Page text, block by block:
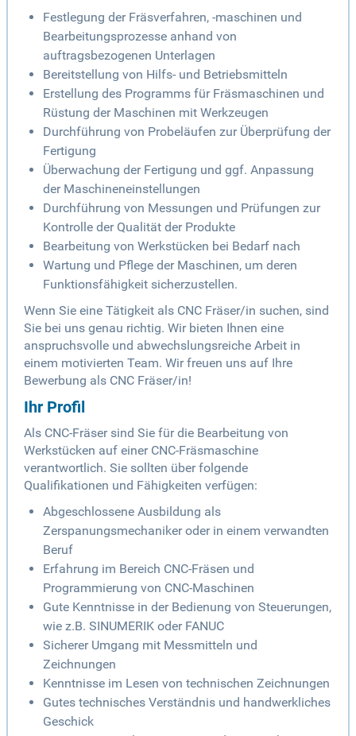
Festlegung der Fräsverfahren, -maschinen und
Bearbeitungsprozesse anhand von
auftragsbezogenen Unterlagen
Bereitstellung von Hilfs- und Betriebsmitteln
Erstellung des Programms für Fräsmaschinen und
Rüstung der Maschinen mit Werkzeugen
Durchführung von Probeläufen zur Überprüfung der
Fertigung
Überwachung der Fertigung und ggf. Anpassung
der Maschineneinstellungen
Durchführung von Messungen und Prüfungen zur
Kontrolle der Qualität der Produkte
Bearbeitung von Werkstücken bei Bedarf nach
Wartung und Pflege der Maschinen, um deren
Funktionsfähigkeit sicherzustellen.
Wenn Sie eine Tätigkeit als CNC Fräser/in suchen, sind
Sie bei uns genau richtig. Wir bieten Ihnen eine
anspruchsvolle und abwechslungsreiche Arbeit in
einem motivierten Team. Wir freuen uns auf Ihre
Bewerbung als CNC Fräser/in!
Ihr Profil
Als CNC-Fräser sind Sie für die Bearbeitung von
Werkstücken auf einer CNC-Fräsmaschine
verantwortlich. Sie sollten über folgende
Qualifikationen und Fähigkeiten verfügen:
Abgeschlossene Ausbildung als
Zerspanungsmechaniker oder in einem verwandten
Beruf
Erfahrung im Bereich CNC-Fräsen und
Programmierung von CNC-Maschinen
Gute Kenntnisse in der Bedienung von Steuerungen,
wie z.B. SINUMERIK oder FANUC
Sicherer Umgang mit Messmitteln und
Zeichnungen
Kenntnisse im Lesen von technischen Zeichnungen
Gutes technisches Verständnis und handwerkliches
Geschick